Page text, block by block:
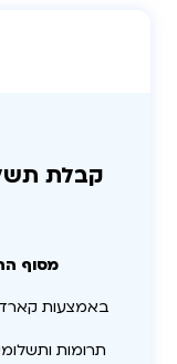
קבלת
מסוף
באמצעות
תרומות